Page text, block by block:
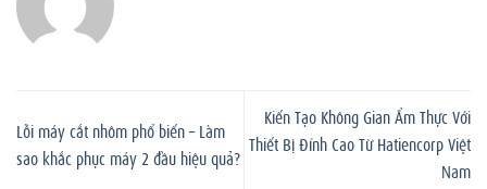
Lỗi máy cắt nhôm phổ biến – Làm
sao khắc phục máy 2 đầu hiệu quả?
Kiến Tạo Không Gian Ẩm Thực Với
Thiết Bị Đỉnh Cao Từ Hatiencorp Việt
Nam